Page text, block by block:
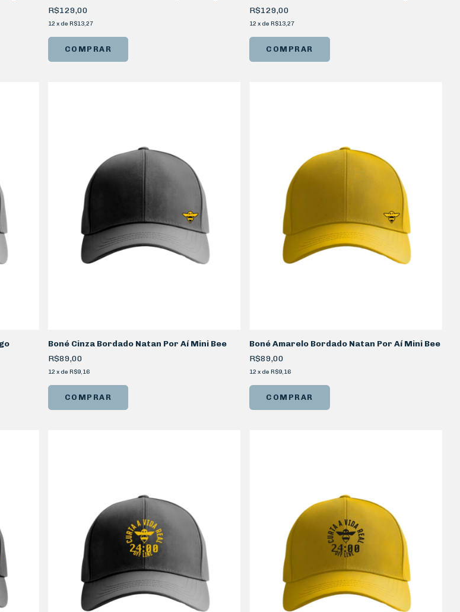
R$129,00
12 x de R$13,27
R$129,00
12 x deR$13,27
Boné Cinza Bordado Natan Por Aí Mini Bee
R$89,00
12 x de R$9,16
Boné Amarelo Bordado Natan Por Aí Mini Bee
R$89,00
12 x deR$9,16
COMPRAR